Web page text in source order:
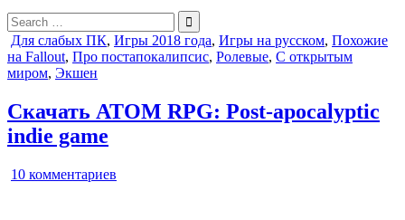
Search
for:
Posted
in
Для слабых ПК, Игры 2018 года, Игры на русском, Похожие
на Fallout, Про постапокалипсис, Ролевые, С открытым
миром, Экшен
Скачать ATOM RPG: Post-apocalyptic
indie game
10 комментариев